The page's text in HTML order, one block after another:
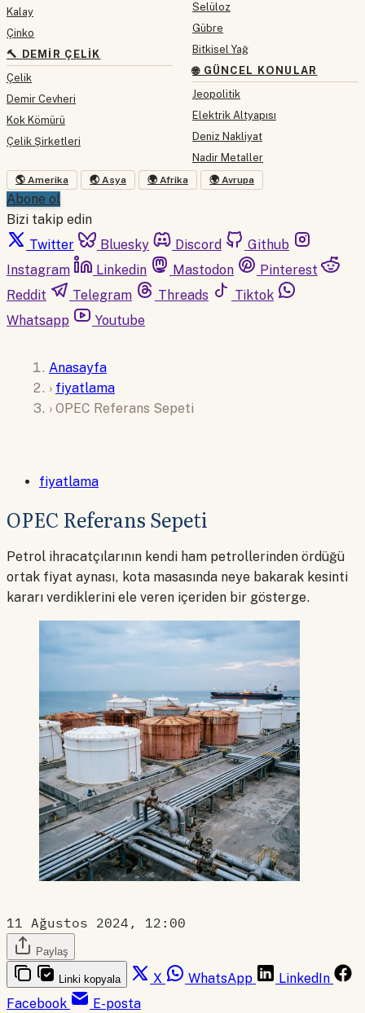
Kalay
Çinko
🔨 DEMIR ÇELIK
Çelik
Demir Cevheri
Kok Kömürü
Çelik Şirketleri
Selüloz
Gübre
Bitkisel Yağ
🌐 GÜNCEL KONULAR
Jeopolitik
Elektrik Altyapısı
Deniz Nakliyat
Nadir Metaller
🌎 Amerika 🌏 Asya 🌍 Afrika 🌍 Avrupa
Abone ol
Bizi takip edin
Twitter
Bluesky Discord
Github
Instagram
Linkedin Mastodon
Pinterest
Reddit
Telegram Threads
Tiktok
Whatsapp
Youtube
Anasayfa
› fiyatlama
› OPEC Referans Sepeti
fiyatlama
OPEC Referans Sepeti
Petrol ihracatçılarının kendi ham petrollerinden ördüğü
ortak fiyat aynası, kota masasında neye bakarak kesinti
kararı verdiklerini ele veren içeriden bir gösterge.
11 Ağustos 2024, 12:00
Paylaş
Linki kopyala X WhatsApp
LinkedIn
Facebook
E-posta